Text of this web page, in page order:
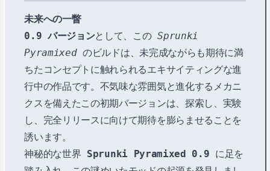
未来への一瞥
0.9 バージョンとして、このSprunki
Pyramixedのビルドは、未完成ながらも期待に満
ちたコンセプトに触れられるエキサイティングな進
行中の作品です。不気味な雰囲気と進化するメカニ
クスを備えたこの初期バージョンは、探索し、実験
し、完全リリースに向けて期待を膨らませることを
誘います。
神秘的な世界 Sprunki Pyramixed 0.9 に足を